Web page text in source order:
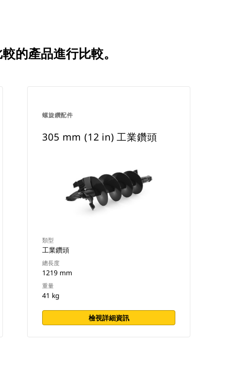
的產品進行比較。
螺旋鑽配件
305 mm (12 in) 工業鑽頭
類型
工業鑽頭
總長度
1219 mm
重量
41 kg
檢視詳細資訊